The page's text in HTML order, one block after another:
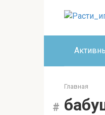
Главная